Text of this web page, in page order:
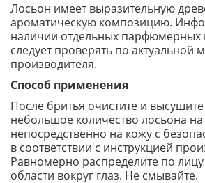
Лосьон имеет выразительную
ароматическую композицию.
наличии отдельных парфюмерных
следует проверять по актуальной
производителя.
Способ применения
После бритья очистите и
небольшое количество лосьона
непосредственно на кожу с
в соответствии с инструкцией
Равномерно распределите по
области вокруг глаз. Не смывайте.